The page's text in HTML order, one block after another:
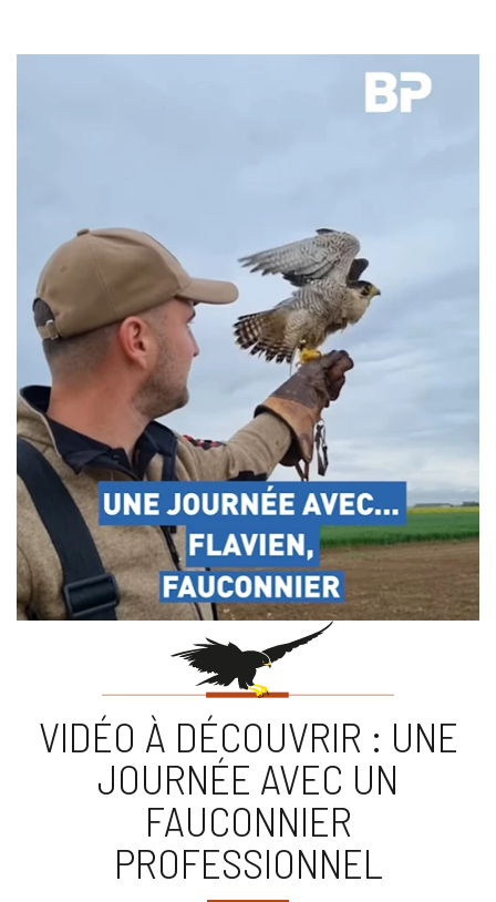
VIDÉO À DÉCOUVRIR : UNE
JOURNÉE AVEC UN
FAUCONNIER
PROFESSIONNEL